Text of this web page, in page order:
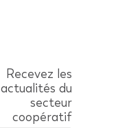
Recevez les
actualités du
secteur
coopératif